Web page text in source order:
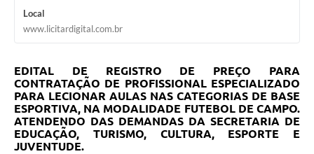
Local
www.licitardigital.com.br
EDITAL DE REGISTRO DE PREÇO PARA
CONTRATAÇÃO DE PROFISSIONAL ESPECIALIZADO
PARA LECIONAR AULAS NAS CATEGORIAS DE BASE
ESPORTIVA, NA MODALIDADE FUTEBOL DE CAMPO.
ATENDENDO DAS DEMANDAS DA SECRETARIA DE
EDUCAÇÃO, TURISMO, CULTURA, ESPORTE E
JUVENTUDE.